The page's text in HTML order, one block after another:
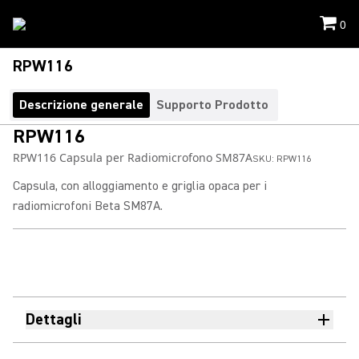
0
RPW116
Descrizione generale Supporto Prodotto
RPW116
RPW116 Capsula per Radiomicrofono SM87ASKU: RPW116
Capsula, con alloggiamento e griglia opaca per i
radiomicrofoni Beta SM87A.
Dettagli